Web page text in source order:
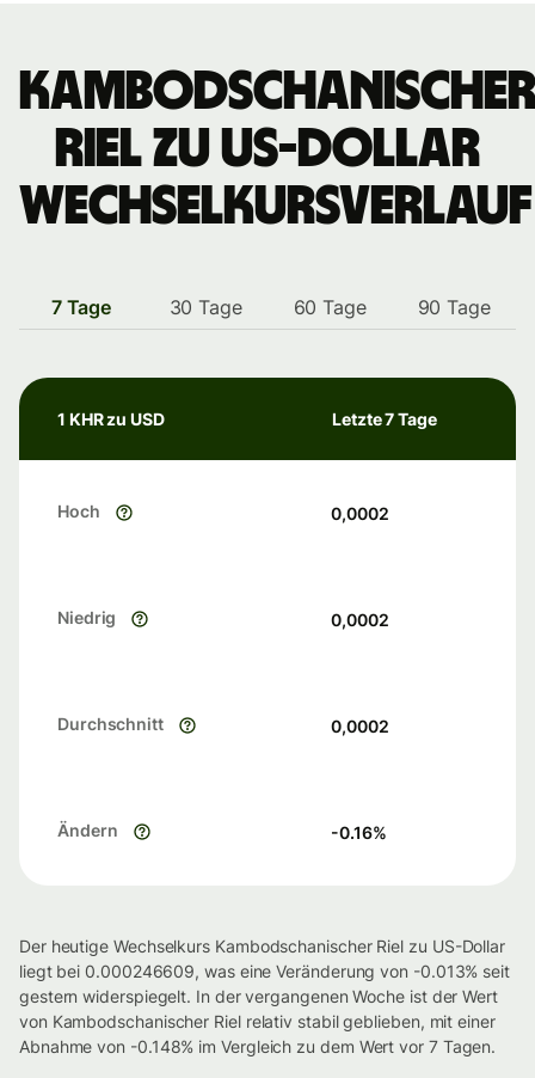
Kambodschanischer
Riel zu US-Dollar
Wechselkursverlauf
7 Tage 30 Tage 60 Tage 90 Tage
1 KHR zu USD Letzte 7 Tage
Hoch 0,0002
Niedrig 0,0002
Durchschnitt 0,0002
Ändern -0.16%
Der heutige Wechselkurs Kambodschanischer Riel zu US-Dollar
liegt bei 0.000246609, was eine Veränderung von -0.013% seit
gestern widerspiegelt. In der vergangenen Woche ist der Wert
von Kambodschanischer Riel relativ stabil geblieben, mit einer
Abnahme von -0.148% im Vergleich zu dem Wert vor 7 Tagen.